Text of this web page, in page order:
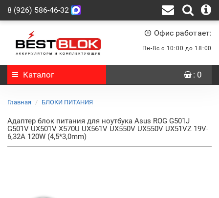
8 (926) 586-46-32
Офис работает:
Пн-Вс с 10:00 до 18:00
Каталог : 0
Главная БЛОКИ ПИТАНИЯ
Адаптер блок питания для ноутбука Asus ROG G501J
G501V UX501V X570U UX561V UX550V UX550V UX51VZ 19V-
6,32A 120W (4,5*3,0mm)